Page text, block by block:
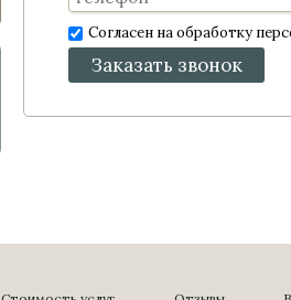
Согласен на обработку
Заказать звонок